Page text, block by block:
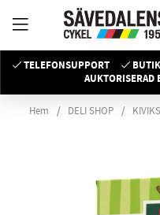
TELEFONSUPPORT
AUKTORISERAD
Hem DELI SHOP